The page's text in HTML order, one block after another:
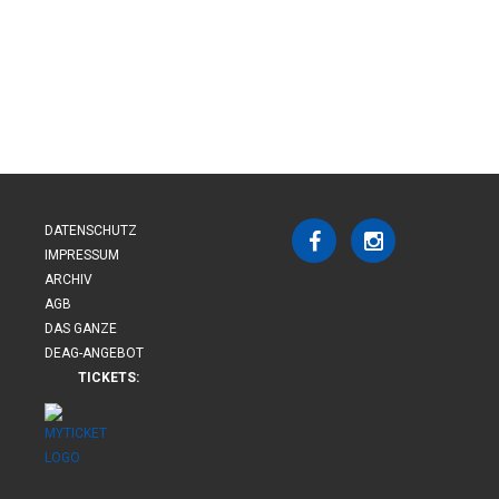
DATENSCHUTZ
IMPRESSUM
ARCHIV
AGB
DAS GANZE
DEAG-ANGEBOT
TICKETS: